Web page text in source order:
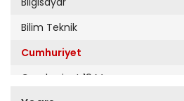
Bilim Teknik
Cumhuriyet
Cumhuriyet 19 Mayıs